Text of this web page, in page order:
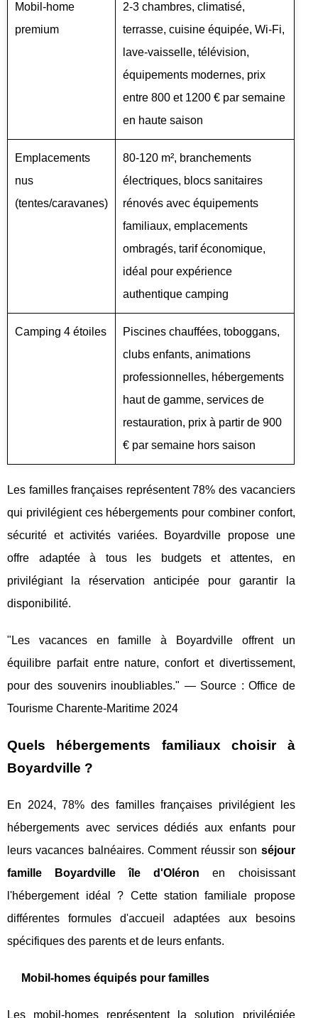
Mobil-home
premium
2-3 chambres, climatisé,
terrasse, cuisine équipée, Wi-Fi,
lave-vaisselle, télévision,
équipements modernes, prix
entre 800 et 1200 € par semaine
en haute saison
Emplacements
nus
(tentes/caravanes)
80-120 m², branchements
électriques, blocs sanitaires
rénovés avec équipements
familiaux, emplacements
ombragés, tarif économique,
idéal pour expérience
authentique camping
Camping 4 étoiles
Piscines chauffées, toboggans,
clubs enfants, animations
professionnelles, hébergements
haut de gamme, services de
restauration, prix à partir de 900
€ par semaine hors saison
Les familles françaises représentent 78% des vacanciers
qui privilégient ces hébergements pour combiner confort,
sécurité et activités variées. Boyardville propose une
offre adaptée à tous les budgets et attentes, en
privilégiant la réservation anticipée pour garantir la
disponibilité.
"Les vacances en famille à Boyardville offrent un
équilibre parfait entre nature, confort et divertissement,
pour des souvenirs inoubliables." — Source : Office de
Tourisme Charente-Maritime 2024
Quels hébergements familiaux choisir à
Boyardville ?
En 2024, 78% des familles françaises privilégient les
hébergements avec services dédiés aux enfants pour
leurs vacances balnéaires. Comment réussir son séjour
famille Boyardville île d'Oléron en choisissant
l'hébergement idéal ? Cette station familiale propose
différentes formules d'accueil adaptées aux besoins
spécifiques des parents et de leurs enfants.
Mobil-homes équipés pour familles
Les mobil-homes représentent la solution privilégiée